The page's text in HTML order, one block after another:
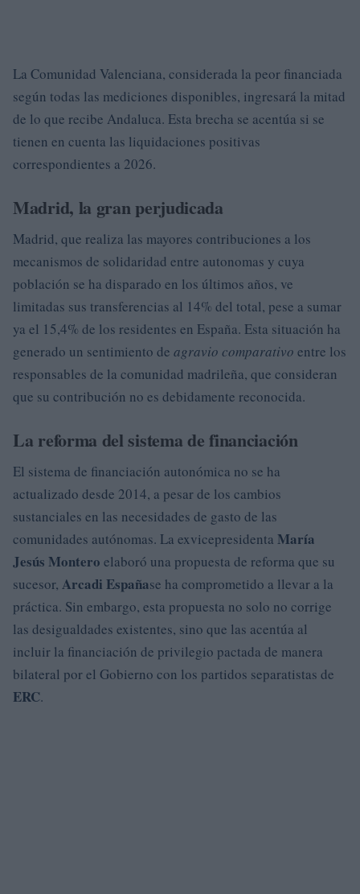
La Comunidad Valenciana, considerada la peor financiada
según todas las mediciones disponibles, ingresará la mitad
de lo que recibe Andaluca. Esta brecha se acentúa si se
tienen en cuenta las liquidaciones positivas
correspondientes a 2026.
Madrid, la gran perjudicada
Madrid, que realiza las mayores contribuciones a los
mecanismos de solidaridad entre autonomas y cuya
población se ha disparado en los últimos años, ve
limitadas sus transferencias al 14% del total, pese a sumar
ya el 15,4% de los residentes en España. Esta situación ha
generado un sentimiento de agravio comparativo entre los
responsables de la comunidad madrileña, que consideran
que su contribución no es debidamente reconocida.
La reforma del sistema de financiación
El sistema de financiación autonómica no se ha
actualizado desde 2014, a pesar de los cambios
sustanciales en las necesidades de gasto de las
comunidades autónomas. La exvicepresidenta María
Jesús Montero elaboró una propuesta de reforma que su
sucesor, Arcadi Españase ha comprometido a llevar a la
práctica. Sin embargo, esta propuesta no solo no corrige
las desigualdades existentes, sino que las acentúa al
incluir la financiación de privilegio pactada de manera
bilateral por el Gobierno con los partidos separatistas de
ERC.